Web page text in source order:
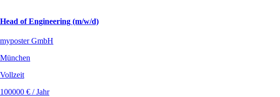
Head of Engineering (m/w/d)
myposter GmbH
München
Vollzeit
100000 € / Jahr